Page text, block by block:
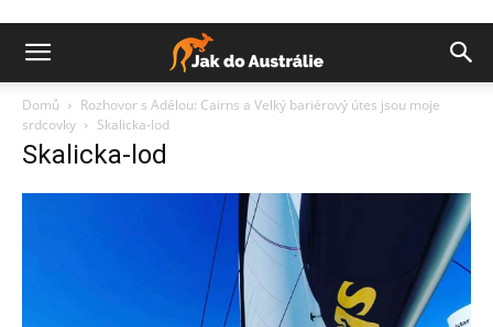
Domů
Rozhovor s Adélou: Cairns a Velký bariérový útes jsou moje
srdcovky
Skalicka-lod
Skalicka-lod